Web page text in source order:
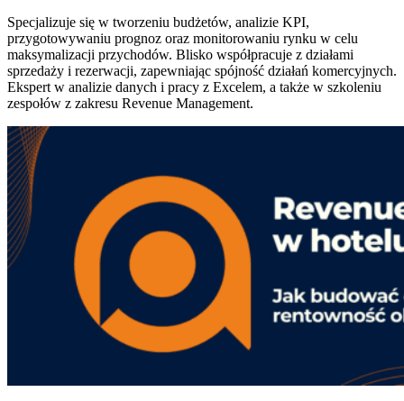
Specjalizuje się w tworzeniu budżetów, analizie KPI,
przygotowywaniu prognoz oraz monitorowaniu rynku w celu
maksymalizacji przychodów. Blisko współpracuje z działami
sprzedaży i rezerwacji, zapewniając spójność działań komercyjnych.
Ekspert w analizie danych i pracy z Excelem, a także w szkoleniu
zespołów z zakresu Revenue Management.